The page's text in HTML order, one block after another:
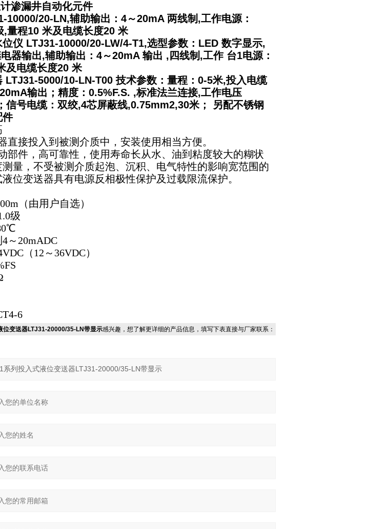
渗漏井自动化元件
10000/20-LN,辅助输出：4～20mA 两线制,工作电源：
,量程10 米及电缆长度20 米
仪 LTJ31-10000/20-LW/4-T1,选型参数：LED 数字显示,
器输出,辅助输出：4～20mA 输出 ,四线制,工作 台1电源：
及电缆长度20 米
LTJ31-5000/10-LN-T00 技术参数：量程：0-5米,投入电缆
输出；精度：0.5%F.S. ,标准法兰连接,工作电压
信号电缆：双绞,4芯屏蔽线,0.75mm2,30米； 另配不锈钢
件
直接投入到被测介质中，安装使用相当方便。
部件，高可靠性，使用寿命长从水、油到粘度较大的糊状
量，不受被测介质起泡、沉积、电气特性的影响宽范围的
位变送器具有电源反相极性保护及过载限流保护。
（由用户自选）
级
℃
4～ 20mADC
（12 ～ 36VDC）
6
位变送器LTJ31-20000/35-LN带显示感兴趣，想了解更详细的产品信息，填写下表直接与厂家联系：